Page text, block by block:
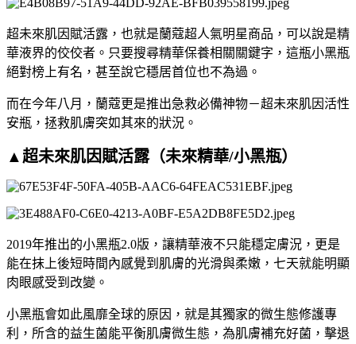
超未來肌因賦活露，也就是蘭蔻超人氣明星商品，可以說是精
華液界的佼佼者。只要搜尋精華保養相關關鍵字，這瓶小黑瓶
絕對榜上有名，甚至說它穩居首位也不為過。
而在今年八月，蘭蔻更是推出急救必備神物－超未來肌因活性
安瓶，拯救肌膚突如其來的狀況。
▲超未來肌因賦活露（未來精華/小黑瓶）
2019年推出的小黑瓶2.0版，讓精華液不只能穩定膚況，更是
能在抹上後短時間內感覺到肌膚的光滑與柔嫩，七天就能明顯
肉眼感受到改變。
小黑瓶會如此風靡全球的原因，就是其獨家的微生態修護專
利，所含的益生菌能平衡肌膚微生態，為肌膚補充好菌，擊退